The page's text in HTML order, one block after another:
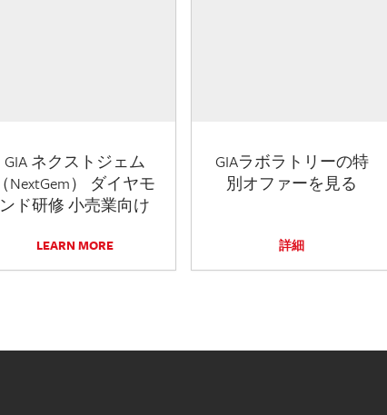
GIA ネクストジェム
（NextGem） ダイヤモ
ンド研修 小売業向け
LEARN MORE
GIAラボラトリーの特
別オファーを見る
詳細